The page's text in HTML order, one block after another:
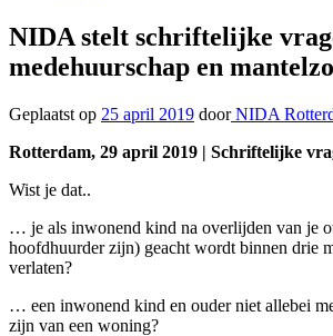
NIDA stelt schriftelijke
medehuurschap en
Geplaatst op 25 april 2019 doorNIDA
Rotterdam, 29 april 2019 | Schriftelijke
Wist je dat..
… je als inwonend kind na overlijden van je
hoofdhuurder zijn) geacht wordt binnen drie
verlaten?
… een inwonend kind en ouder niet allebei
zijn van een woning?